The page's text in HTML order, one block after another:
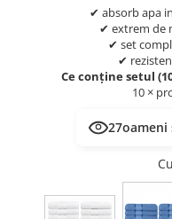
✔ absorb apa
✔ extrem de
✔ set
✔
Ce conține setul
10 ×
27oameni